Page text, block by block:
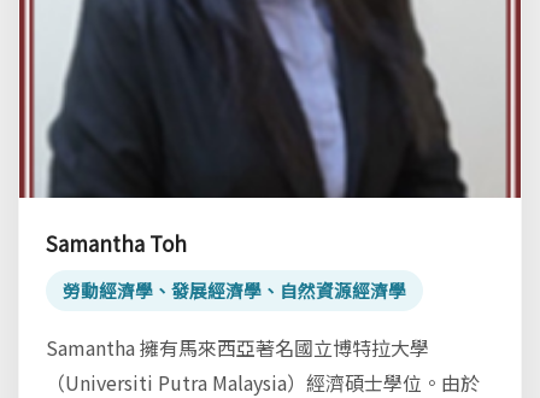
Samantha Toh
勞動經濟學、發展經濟學、自然資源經濟學
Samantha 擁有馬來西亞著名國立博特拉大學
（Universiti Putra Malaysia）經濟碩士學位。由於